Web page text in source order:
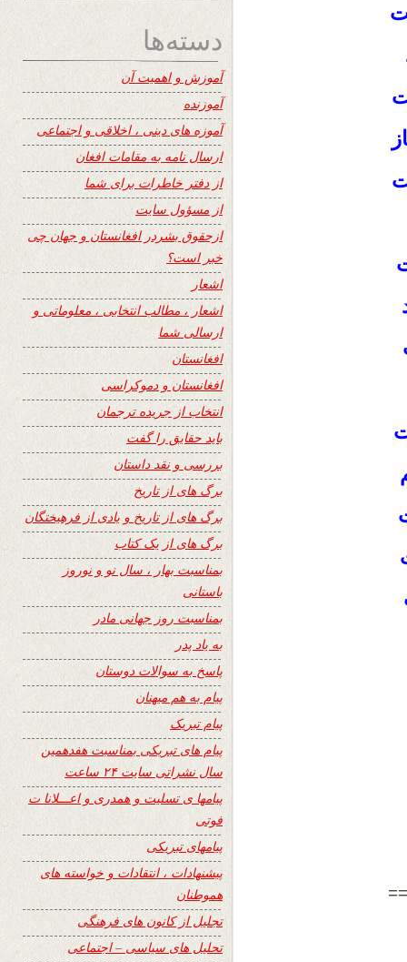
دسته‌ها
آموزش و اهمیت آن
آموزنده
آموزه های دینی ، اخلاقی و اجتماعی
ارسال نامه به مقامات افغان
از دفتر خاطرات برای شما
از مسؤول سایت
ازحقوق بشردر افغانستان و جهان چی
خبر است؟
اشعار
اشعار ، مطالب انتخابی ، معلوماتی و
ارسالی شما
افغانستان
افغانستان و دموکراسی
انتخاب از جریده ترجمان
باید حقایق را گفت
بررسی و نقد داستان
برگ های از تاریخ
برگ های از تاریخ و یادی از فرهیختگان
برگ های از یک کتاب
بمناسبت بهار ، سال نو و نوروز
باستانی
بمناسبت روز جهانی مادر
به یاد پدر
پاسخ به سوالات دوستان
پیام به هم میهنان
پیام تبریک
پیام های تبریکی بمناسبت هفدهمین
سال نشراتی سایت ۲۴ ساعت
پیامها ی تسلیت و همدری و اعـــلانا ت
فوتی
پیامهای تبریکی
پیشنهادات ، انتقادات و خواسته های
هموطنان
تجلیل از کانون های فرهنگی
تحلیل های سیاسی – اجتماعی